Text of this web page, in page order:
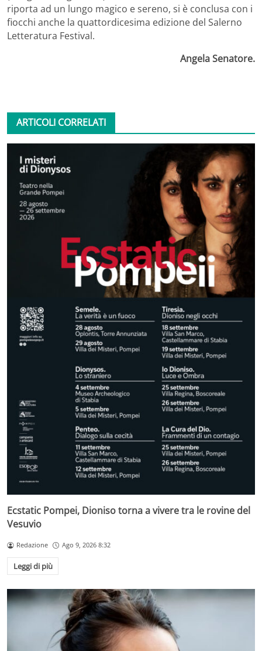
riporta ad un lungo magico e sereno, si è conclusa con i
fiocchi anche la quattordicesima edizione del Salerno
Letteratura Festival.
Angela Senatore.
ARTICOLI CORRELATI
Ecstatic Pompei, Dioniso torna a vivere tra le rovine del
Vesuvio
Redazione Ago 9, 2026 8:32
Leggi di più